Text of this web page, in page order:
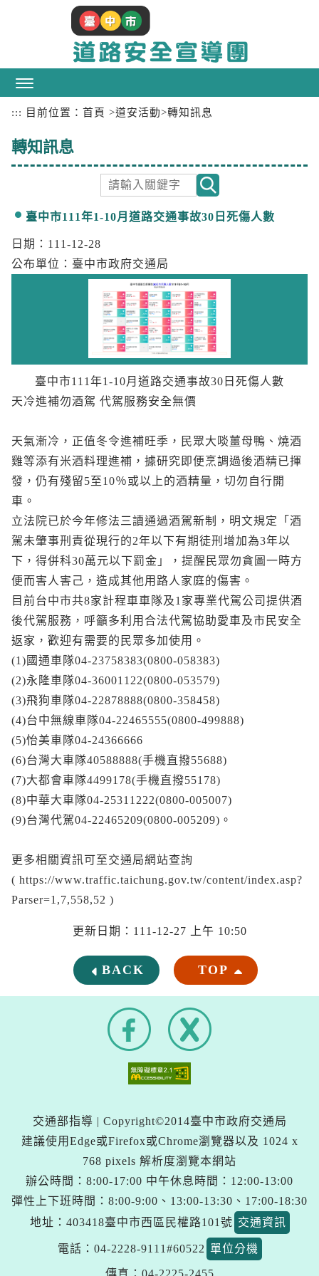
容
::: 目前位置： 首頁 >道安活動>轉知訊息
轉知訊息
臺中市111年1-10月道路交通事故30日死傷人數
日期：111-12-28
公布單位 ：臺中市政府交通局
臺中市111年1-10月道路交通事故30日死傷人數
天冷進補勿酒駕 代駕服務安全無價
天氣漸冷，正值冬令進補旺季，民眾大啖薑母鴨、燒酒
雞等添有米酒料理進補，據研究即便烹調過後酒精已揮
發，仍有殘留5至10％或以上的酒精量，切勿自行開
車。
立法院已於今年修法三讀通過酒駕新制，明文規定「酒
駕未肇事刑責從現行的2年以下有期徒刑增加為3年以
下，得併科30萬元以下罰金」，提醒民眾勿貪圖一時方
便而害人害己，造成其他用路人家庭的傷害。
目前台中市共8家計程車車隊及1家專業代駕公司提供酒
後代駕服務，呼籲多利用合法代駕協助愛車及市民安全
返家，歡迎有需要的民眾多加使用。
(1)國通車隊04-23758383(0800-058383)
(2)永隆車隊04-36001122(0800-053579)
(3)飛狗車隊04-22878888(0800-358458)
(4)台中無線車隊04-22465555(0800-499888)
(5)怡美車隊04-24366666
(6)台灣大車隊40588888(手機直撥55688)
(7)大都會車隊4499178(手機直撥55178)
(8)中華大車隊04-25311222(0800-005007)
(9)台灣代駕04-22465209(0800-005209)。
更多相關資訊可至交通局網站查詢
( https://www.traffic.taichung.gov.tw/content/index.asp?
Parser=1,7,558,52 )
更新日期：111-12-27 上午 10:50
BACK TOP
a
c
b
o
(
)
交通部指導 | Copyright©2014臺中市政府交通局
建議使用Edge或Firefox或Chrome瀏覽器以及 1024 x
768 pixels 解析度瀏覽本網站
辦公時間：8:00-17:00 中午休息時間：12:00-13:00
彈性上下班時間：8:00-9:00、13:00-13:30、17:00-18:30
地址：403418臺中市西區民權路101號 交通資訊
電話：04-2228-9111#60522 單位分機
傳真：04-2225-2455